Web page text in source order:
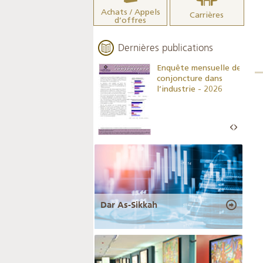
Achats / Appels
d’offres
Carrières
Dernières publications
Enquête mensuelle de
conjoncture dans
l’industrie - 2026
Dar As-Sikkah